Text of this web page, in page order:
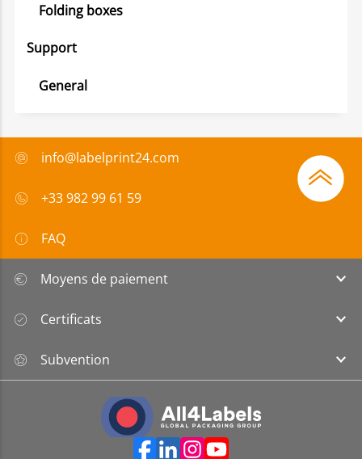
Folding boxes
Support
General
info@labelprint24.com
+33 982 99 61 59
FAQ
Moyens de paiement
Certificats
Subvention